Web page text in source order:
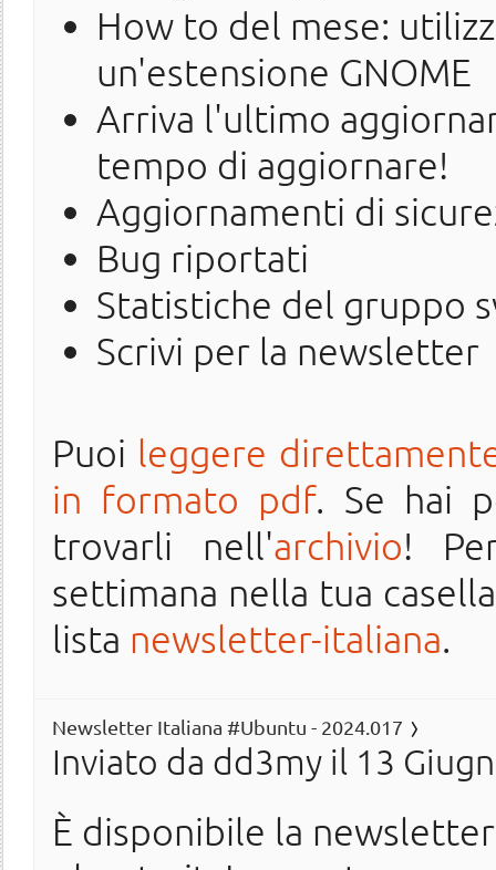
How to del mese:
un'estensione GNOME
Arriva l'ultimo
tempo di aggiornare!
Aggiornamenti di
Bug riportati
Statistiche del gruppo
Scrivi per la newsletter
Puoi leggere
in formato pdf. Se hai
trovarli nell'archivio!
settimana nella tua
lista newsletter-italiana.
Newsletter Italiana #Ubuntu - 2024.017
Inviato da dd3my il 13
È disponibile la